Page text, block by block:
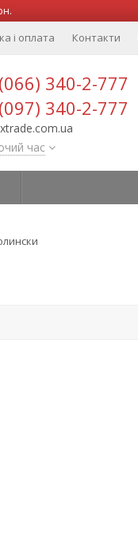
і оплата Контакти
340-2-777
340-2-777
час